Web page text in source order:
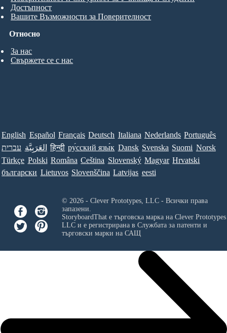
Относно
За нас
Свържете се с нас
Достъпност
Вашите Възможности за Поверителност
English Español Français Deutsch Italiana Nederlands Português
עברית العَرَبِيَّة हिन्दी ру́сский язы́к Dansk Svenska Suomi Norsk
Türkçe Polski Româna Ceština Slovenský Magyar Hrvatski
български Lietuvos Slovenščina Latvijas eesti
© 2026 - Clever Prototypes, LLC - Всички права
запазени.
StoryboardThat е търговска марка на Clever
LLCи е регистрирана в Службата за патенти и
търговски марки на САЩ